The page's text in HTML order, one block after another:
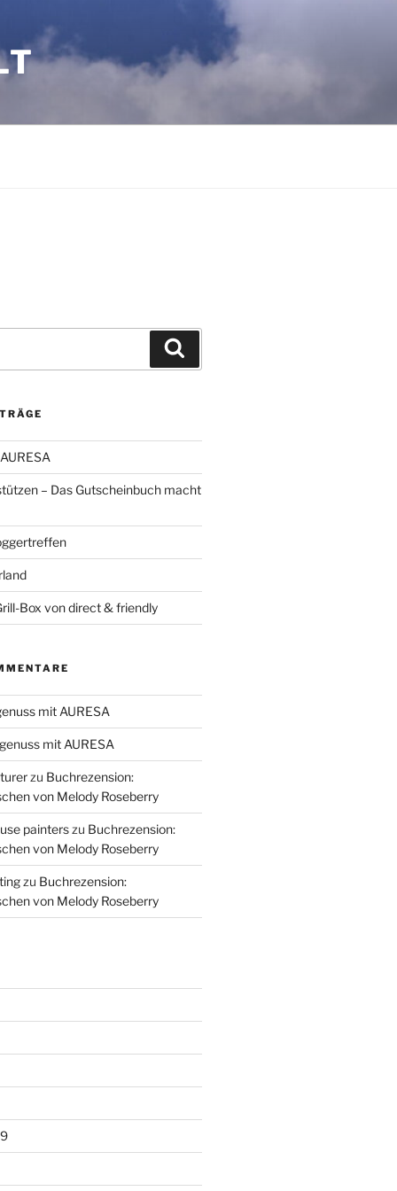
– Das Gutscheinbuch macht
Box von direct & friendly
mit AURESA
mit AURESA
zu Buchrezension:
von Melody Roseberry
painterszu Buchrezension:
von Melody Roseberry
zu Buchrezension:
von Melody Roseberry